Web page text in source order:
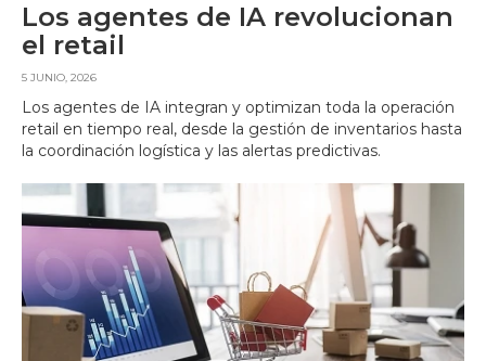
Los agentes de IA revolucionan
el retail
5 JUNIO, 2026
Los agentes de IA integran y optimizan toda la operación
retail en tiempo real, desde la gestión de inventarios hasta
la coordinación logística y las alertas predictivas.